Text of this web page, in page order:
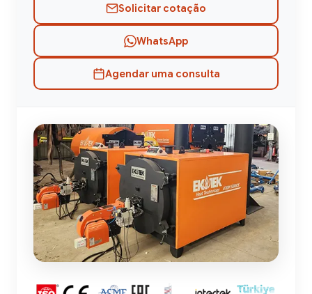
Solicitar cotação
WhatsApp
Agendar uma consulta